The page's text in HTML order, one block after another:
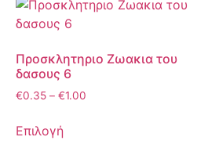
Προσκλητηριο Ζωακια του
δασους 6
€0.35 – €1.00
Επιλογή